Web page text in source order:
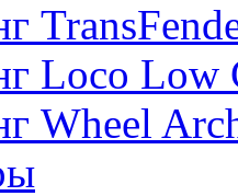
Loco Low
Wheel